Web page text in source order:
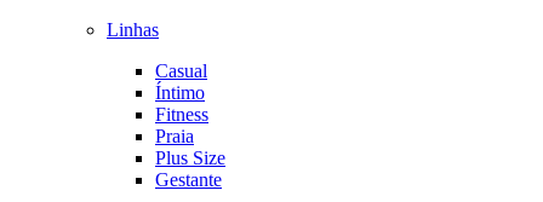
Linhas
Casual
Íntimo
Fitness
Praia
Plus Size
Gestante